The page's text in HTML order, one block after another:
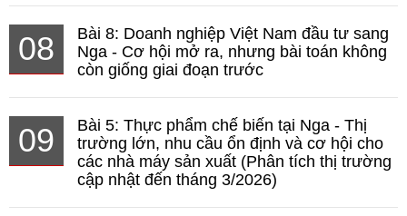
08
Bài 8: Doanh nghiệp Việt Nam đầu tư sang
Nga - Cơ hội mở ra, nhưng bài toán không
còn giống giai đoạn trước
09
Bài 5: Thực phẩm chế biến tại Nga - Thị
trường lớn, nhu cầu ổn định và cơ hội cho
các nhà máy sản xuất (Phân tích thị trường
cập nhật đến tháng 3/2026)